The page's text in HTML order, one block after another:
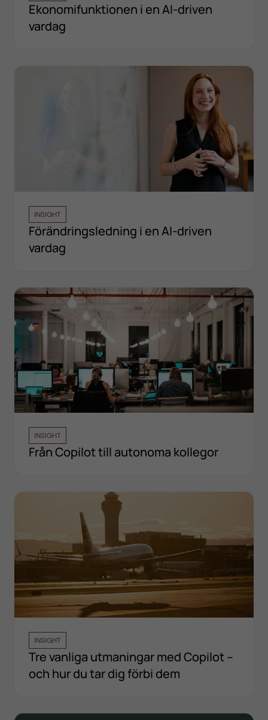
Ekonomifunktionen i en AI-driven
vardag
INSIGHT
Förändringsledning i en AI-driven
vardag
INSIGHT
Från Copilot till autonoma kollegor
INSIGHT
Tre vanliga utmaningar med Copilot –
och hur du tar dig förbi dem